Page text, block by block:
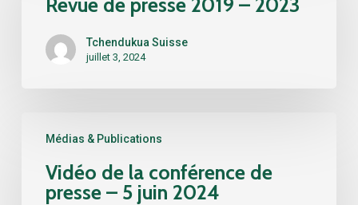
2019
2023
Tchendukua Suisse
juillet 3, 2024
Médias & Publications
conférence
Vidéo de la conférence de
presse – 5 juin 2024